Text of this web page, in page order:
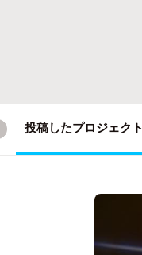
投稿したプロジェクト